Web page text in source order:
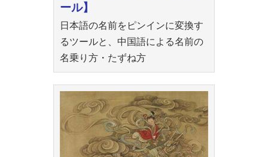
ール】
日本語の名前をピンインに変換す
るツールと、中国語による名前の
名乗り方・たずね方